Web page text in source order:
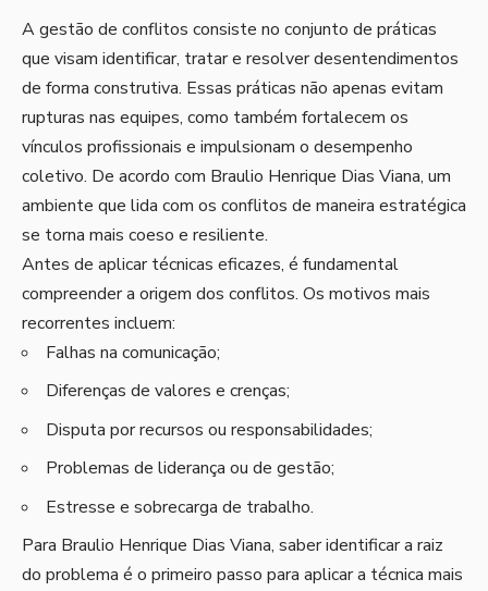
A gestão de conflitos consiste no conjunto de práticas
que visam identificar, tratar e resolver desentendimentos
de forma construtiva. Essas práticas não apenas evitam
rupturas nas equipes, como também fortalecem os
vínculos profissionais e impulsionam o desempenho
coletivo. De acordo com Braulio Henrique Dias Viana, um
ambiente que lida com os conflitos de maneira estratégica
se torna mais coeso e resiliente.
Antes de aplicar técnicas eficazes, é fundamental
compreender a origem dos conflitos. Os motivos mais
recorrentes incluem:
Falhas na comunicação;
Diferenças de valores e crenças;
Disputa por recursos ou responsabilidades;
Problemas de liderança ou de gestão;
Estresse e sobrecarga de trabalho.
Para Braulio Henrique Dias Viana, saber identificar a raiz
do problema é o primeiro passo para aplicar a técnica mais